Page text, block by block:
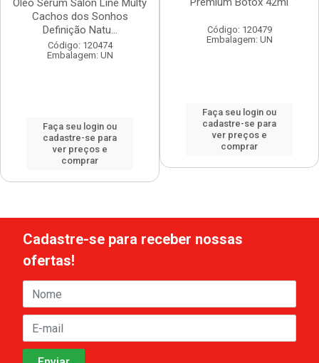
Óleo Sérum Salon Line Multy
Cachos dos Sonhos
Definição Natu...
Código: 120474
Embalagem: UN
Faça seu login ou
cadastre-se para
ver preços e
comprar
Código: 120479
Embalagem: UN
Faça seu login ou
cadastre-se para
ver preços e
comprar
Cadastre-se para receber nossas
ofertas!